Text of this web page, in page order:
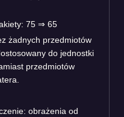
75 ⇒ 65
żadnych przedmiotów
do jednostki
przedmiotów
obrażenia od